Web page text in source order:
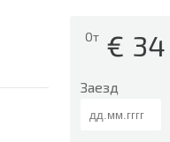
От € 34
Заезд